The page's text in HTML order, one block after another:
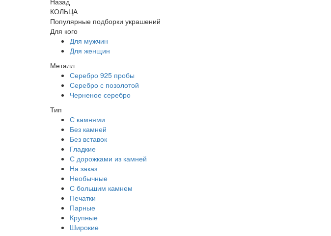
КОЛЬЦА
Популярные подборки украшений
Для кого
Для мужчин
Для женщин
Металл
Серебро 925 пробы
Серебро с позолотой
Черненое серебро
Тип
С камнями
Без камней
Без вставок
Гладкие
С дорожками из камней
На заказ
Необычные
С большим камнем
Печатки
Парные
Крупные
Широкие